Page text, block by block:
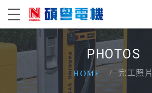
PHOTOS
HOME 完工照片